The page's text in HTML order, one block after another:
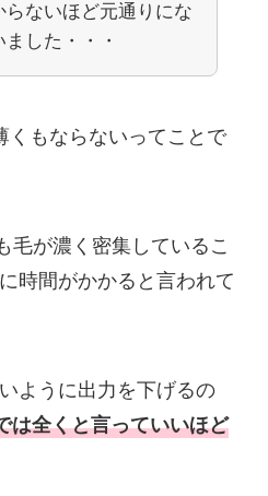
らないほど元通りにな
した・・・
もならないってことで
毛が濃く密集しているこ
時間がかかると言われて
ように出力を下げるの
は全くと言っていいほど